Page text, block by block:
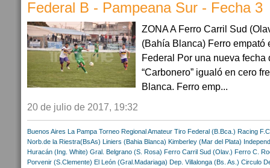
Federal B - Pampeana Sur - Fecha 3
ZONA A Ferro Carril Sud
(Bahía Blanca) Ferro empató
Federal Por una nueva fecha
“Carbonero” igualó en cero
Blanca. Ferro emp...
20 de julio de 2017, 19:32
Buenos Aires La Pampa Torneo Regional Amateur Tiro Federal (B.Bca.) Racing
Norb.de la Riestra(BsAs) Liniers (Bahia Blanca) Kimberley (Mar del Plata)
Huracán (Ing. White) Gral. Belgrano (S. Rosa) Ferro Carril Sud (Olav.) Ferro C.
Porvenir (S.Clemente) El León (Gral.Madariaga) Dep. Villalonga (Bs. As.) Circulo